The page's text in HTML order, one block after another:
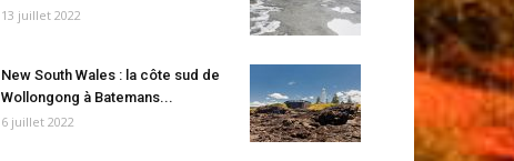
13 juillet 2022
New South Wales : la côte sud de
Wollongong à Batemans...
6 juillet 2022